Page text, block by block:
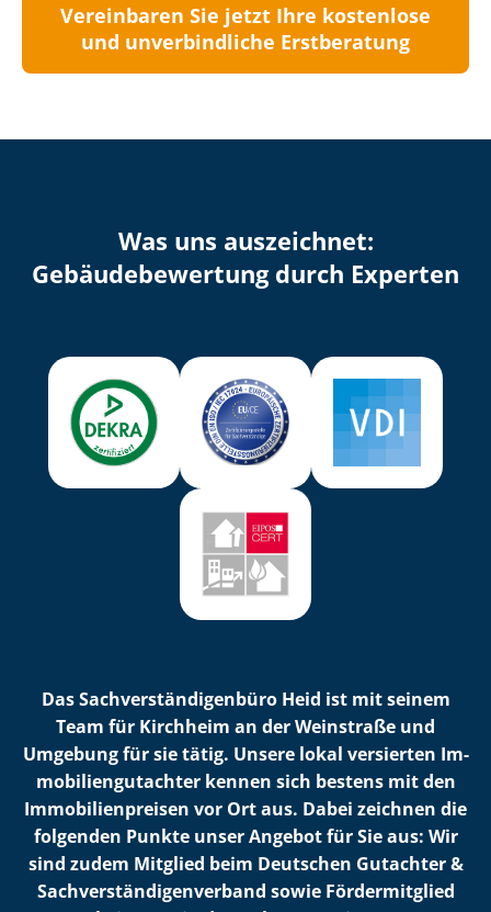
Vereinbaren Sie jetzt Ihre kostenlose
und unverbindliche Erstberatung
Was uns auszeichnet:
Ge­bäu­de­be­wer­tung durch Experten
Das Sach­ver­stän­di­gen­bü­ro Heid ist mit seinem
Team für Kirchheim an der Weinstraße und
Umgebung für sie tätig. Unsere lokal versierten Im­
mo­bi­li­en­gut­ach­ter kennen sich bestens mit den
Im­mo­bi­li­en­prei­sen vor Ort aus. Dabei zeichnen die
folgenden Punkte unser Angebot für Sie aus: Wir
sind zudem Mitglied beim Deutschen Gutachter &
Sach­ver­stän­di­gen­ver­band sowie Fördermitglied